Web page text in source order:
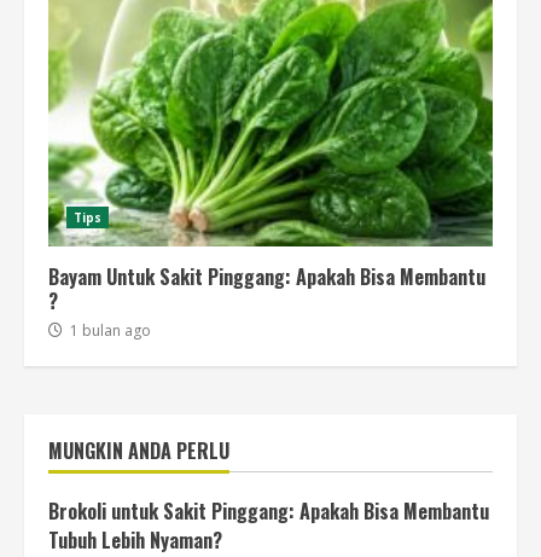
Tips
Bayam Untuk Sakit Pinggang: Apakah Bisa Membantu
?
1 bulan ago
MUNGKIN ANDA PERLU
Brokoli untuk Sakit Pinggang: Apakah Bisa Membantu
Tubuh Lebih Nyaman?